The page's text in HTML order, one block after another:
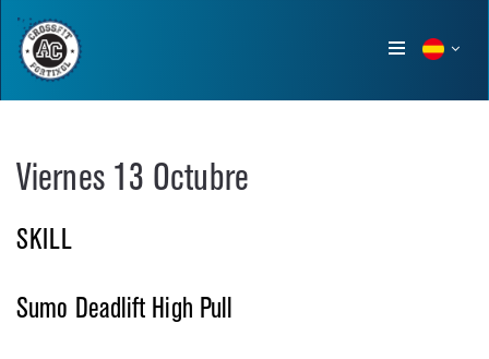
Show
Viernes 13 Octubre
SKILL
Sumo Deadlift High Pull